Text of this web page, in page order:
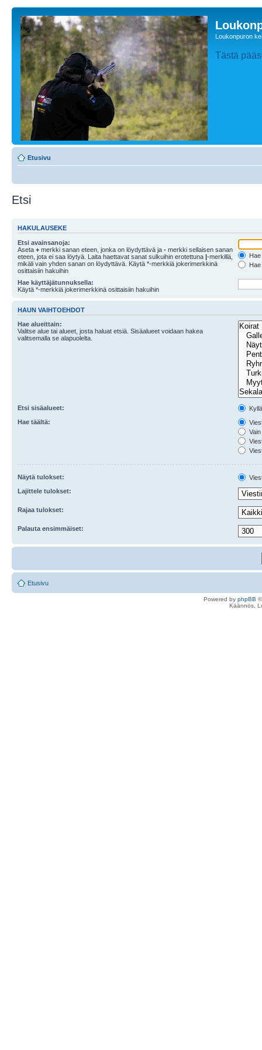
Loukonpuron
Tästä
Etusivu
Etsi
HAKULAUSEKE
Etsi avainsanoja:
Aseta + merkki sanan eteen, jonka on löydyttävä ja - merkki sellaisen sanan
eteen, jota ei saa löytyä. Laita haettavat sanat sulkuihin erotettuna |-merkillä,
mikäli vain yhden sanan on löydyttävä. Käytä *-merkkiä jokerimerkkinä
osittaisiin hakuihin
Hae käyttäjätunnuksella:
Käytä *-merkkiä jokerimerkkinä osittaisiin hakuihin
HAUN VAIHTOEHDOT
Hae alueittain:
Valitse alue tai alueet, josta haluat etsiä. Sisäalueet voidaan hakea
valitsemalla se alapuolelta.
Etsi sisäalueet:
Hae täältä:
Näytä tulokset:
Lajittele tulokset:
Rajaa tulokset:
Palauta ensimmäiset:
Etusivu
Powered by phpBB
Käännös,